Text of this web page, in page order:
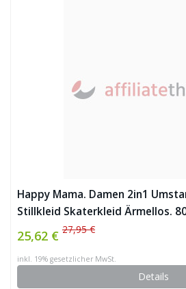
Happy Mama. Damen 2in1
Stillkleid Skaterkleid Ärmellos.
25,62 € 27,95 €
inkl. 19% gesetzlicher MwSt.
Details